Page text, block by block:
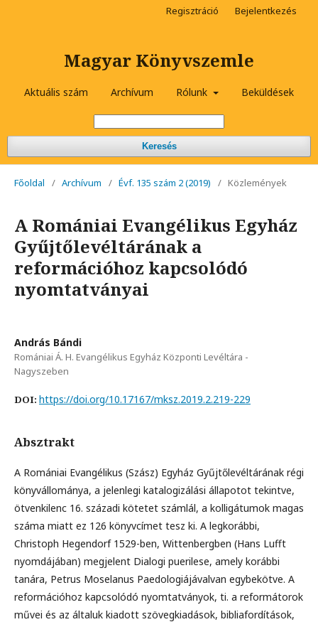
Magyar Könyvszemle
Aktuális szám Archívum Rólunk Beküldések
Keresés
Regisztráció Bejelentkezés
Főoldal / Archívum / Évf. 135 szám 2 (2019) / Közlemények
A Romániai Evangélikus Egyház
Gyűjtőlevéltárának a
reformációhoz kapcsolódó
nyomtatványai
András Bándi
Romániai Á. H. Evangélikus Egyház Központi Levéltára -
Nagyszeben
DOI: https://doi.org/10.17167/mksz.2019.2.219-229
Absztrakt
A Romániai Evangélikus (Szász) Egyház Gyűjtőlevéltárának régi
könyvállománya, a jelenlegi katalogizálási állapotot tekintve,
ötvenkilenc 16. századi kötetet számlál, a kolligátumok magas
száma miatt ez 126 könyvcímet tesz ki. A legkorábbi,
Christoph Hegendorf 1529-ben, Wittenbergben (Hans Lufft
nyomdájában) megjelent Dialogi puerilese, amely korábbi
tanára, Petrus Moselanus Paedologiájávalvan egybekötve. A
reformációhoz kapcsolódó nyomtatványok, ti. a reformátorok
művei és az általuk kiadott szövegkiadások, bibliafordítások,